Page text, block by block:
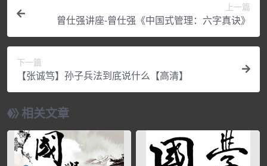
上一篇
曾仕强讲座-曾仕强《中国式管理：六字真诀》
下一篇
【张诚笃】孙子兵法到底说什么【高清】
相关文章